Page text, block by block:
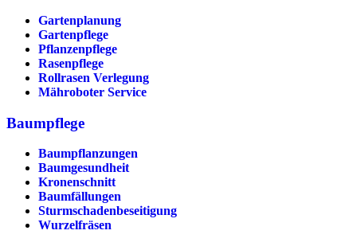
Gartenplanung
Gartenpflege
Pflanzenpflege
Rasenpflege
Rollrasen Verlegung
Mähroboter Service
Baumpflege
Baumpflanzungen
Baumgesundheit
Kronenschnitt
Baumfällungen
Sturmschadenbeseitigung
Wurzelfräsen